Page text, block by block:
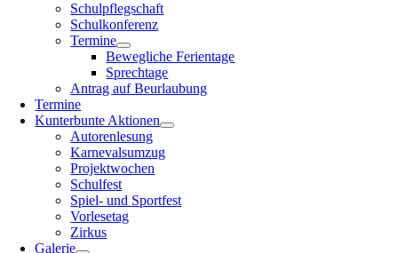
Schulpflegschaft
Schulkonferenz
Termine
Bewegliche Ferientage
Sprechtage
Antrag auf Beurlaubung
Termine
Kunterbunte Aktionen
Autorenlesung
Karnevalsumzug
Projektwochen
Schulfest
Spiel- und Sportfest
Vorlesetag
Zirkus
Galerie